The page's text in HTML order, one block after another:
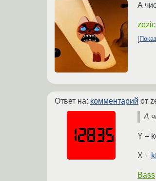
А
zezic
Ответ на: комментарий от
А
Y –
X –
Bass